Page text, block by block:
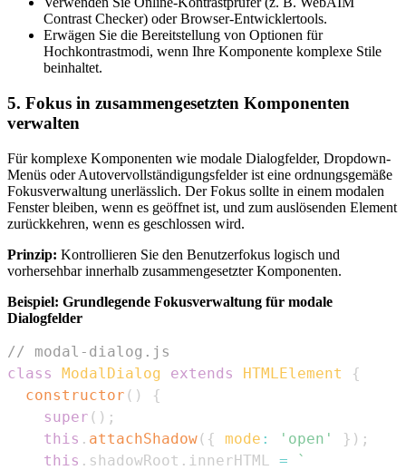
Contrast Checker) oder Browser-Entwicklertools.
Erwägen Sie die Bereitstellung von Optionen für
Hochkontrastmodi, wenn Ihre Komponente komplexe Stile
beinhaltet.
5. Fokus in zusammengesetzten Komponenten
verwalten
Für komplexe Komponenten wie modale Dialogfelder, Dropdown-
Menüs oder Autovervollständigungsfelder ist eine ordnungsgemäße
Fokusverwaltung unerlässlich. Der Fokus sollte in einem modalen
Fenster bleiben, wenn es geöffnet ist, und zum auslösenden Element
zurückkehren, wenn es geschlossen wird.
Prinzip: Kontrollieren Sie den Benutzerfokus logisch und
vorhersehbar innerhalb zusammengesetzter Komponenten.
Beispiel: Grundlegende Fokusverwaltung für modale
Dialogfelder
// modal-dialog.js
class
ModalDialog extends HTMLElement
{
constructor ( )
{
super ( ) ;
this . attachShadow( { mode : 'open' } ) ;
this . shadowRoot . innerHTML =
`